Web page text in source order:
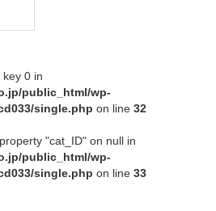
0 in
public_html/wp-
single.php on line 32
"cat_ID" on null in
public_html/wp-
single.php on line 33